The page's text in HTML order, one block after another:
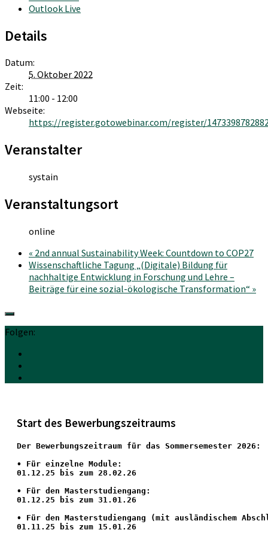
Outlook Live
Details
Datum:
5. Oktober 2022
Zeit:
11:00 - 12:00
Webseite:
https://register.gotowebinar.com/register/
Veranstalter
systain
Veranstaltungsort
online
« 2nd annual Sustainability Week: Countdown to COP27
Wissenschaftliche Tagung „(Digitale) Bildung für
nachhaltige Entwicklung in Forschung und Lehre –
Beiträge für eine sozial-ökologische Transformation“ »
Folgen:
Start des Bewerbungszeitraums
Der Bewerbungszeitraum für das Sommersemester 2026:
• Für einzelne Module:
01.12.25 bis zum 28.02.26
• Für den Masterstudiengang:
01.12.25 bis zum 31.01.26
• Für den Masterstudiengang (mit ausländischem
01.11.25 bis zum 15.01.26